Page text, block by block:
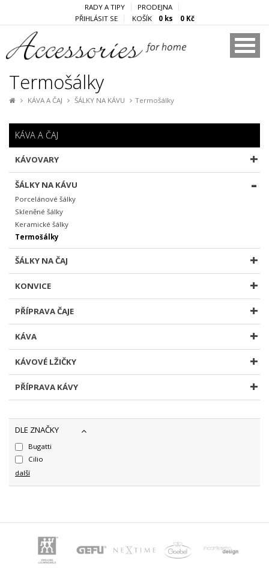
RADY A TIPY
PRODEJNA
PŘIHLÁSIT SE
KOŠÍK 0 ks 0 Kč
Termošálky
KÁVA A ČAJ ŠÁLKY NA KÁVU Termošálky
KÁVA A ČAJ
KÁVOVARY
ŠÁLKY NA KÁVU
Porcelánové šálky
Skleněné šálky
Keramické šálky
Termošálky
ŠÁLKY NA ČAJ
KONVICE
PŘÍPRAVA ČAJE
KÁVA
KÁVOVÉ LŽIČKY
PŘÍPRAVA KÁVY
DLE ZNAČKY
Bugatti
Cilio
další